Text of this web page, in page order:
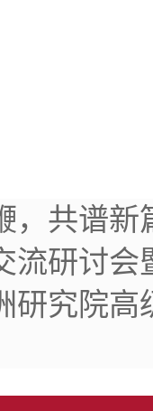
，共谱
流研讨会
研究院高